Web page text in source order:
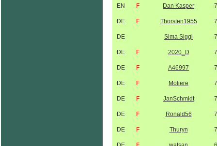
EN F Dan Kasper
DE F Thorsten1955
DE Sima Siggi
DE F 2020_D
DE F A46997
DE F Moliere
DE F JanSchmidt
DE F Ronald56
DE F Thuryn